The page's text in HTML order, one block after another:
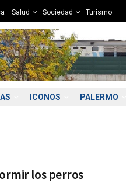
Salud Sociedad Turismo
ICONOS PALERMO
los perros